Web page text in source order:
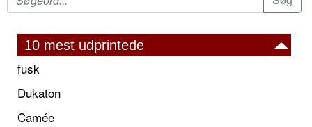
10 mest udprintede
fusk
Dukaton
Camée